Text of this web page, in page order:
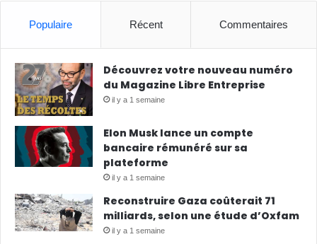
Populaire Récent Commentaires
Découvrez votre nouveau numéro
du Magazine Libre Entreprise
il y a 1 semaine
Elon Musk lance un compte
bancaire rémunéré sur sa
plateforme
il y a 1 semaine
Reconstruire Gaza coûterait 71
milliards, selon une étude d’Oxfam
il y a 1 semaine